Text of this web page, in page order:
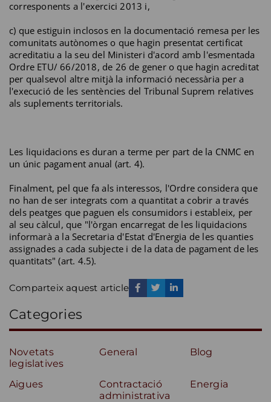
corresponents a l'exercici 2013 i,
c) que estiguin inclosos en la documentació remesa per les
comunitats autònomes o que hagin presentat certificat
acreditatiu a la seu del Ministeri d'acord amb l'esmentada
Ordre ETU/ 66/2018, de 26 de gener o que hagin acreditat
per qualsevol altre mitjà la informació necessària per a
l'execució de les sentències del Tribunal Suprem relatives
als suplements territorials.
Les liquidacions es duran a terme per part de la CNMC en
un únic pagament anual (art. 4).
Finalment, pel que fa als interessos, l'Ordre considera que
no han de ser integrats com a quantitat a cobrir a través
dels peatges que paguen els consumidors i estableix, per
al seu càlcul, que "l'òrgan encarregat de les liquidacions
informarà a la Secretaria d'Estat d'Energia de les quanties
assignades a cada subjecte i de la data de pagament de les
quantitats" (art. 4.5).
Comparteix aquest article
Categories
Novetats
legislatives
General Blog
Aigues
Contractació
administrativa
Energia